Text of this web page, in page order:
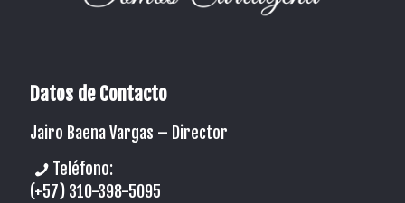
Datos de Contacto
Jairo Baena Vargas – Director
Teléfono:
(+57) 310-398-5095